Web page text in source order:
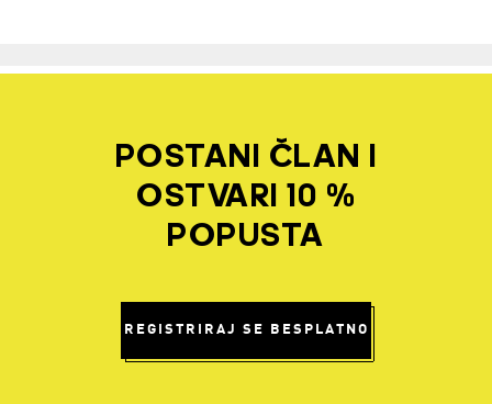
POSTANI ČLAN I
OSTVARI 10 %
POPUSTA
REGISTRIRAJ SE BESPLATNO